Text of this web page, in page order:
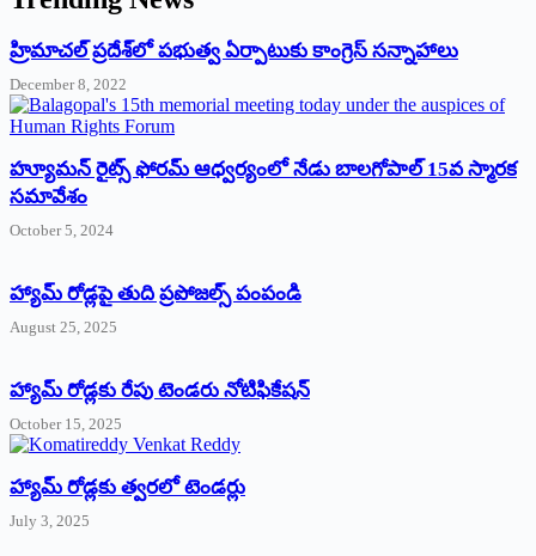
‌హ్రిమాచల్‌ ‌ప్రదేశ్‌లో పభుత్వ ఏర్పాటుకు కాంగ్రెస్‌ ‌సన్నాహాలు
December 8, 2022
హ్యూమన్‌ రైట్స్‌ ఫోరమ్‌ ఆధ్వర్యంలో నేడు బాలగోపాల్‌ 15వ స్మారక
సమావేశం
October 5, 2024
హ్యామ్‌ రోడ్లపై తుది ప్రపోజల్స్‌ పంపండి
August 25, 2025
హ్యామ్‌ రోడ్లకు రేపు టెండరు నోటిఫికేషన్‌
October 15, 2025
హ్యామ్‌ రోడ్లకు త్వరలో టెండర్లు
July 3, 2025